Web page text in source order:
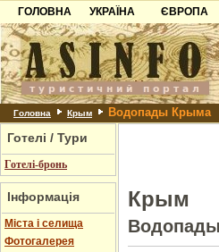
ГОЛОВНА
УКРАЇНА
Карпати
Азов
Причорноморря
Шацьк
ЄВРОПА
Чорногорія
Хорватія
Болгарія
Албанія
Головна Крым Водопады Крыма
Готелі / Тури
Готелі-бронь
Інформація
Міста і селища
Фотогалерея
Крым